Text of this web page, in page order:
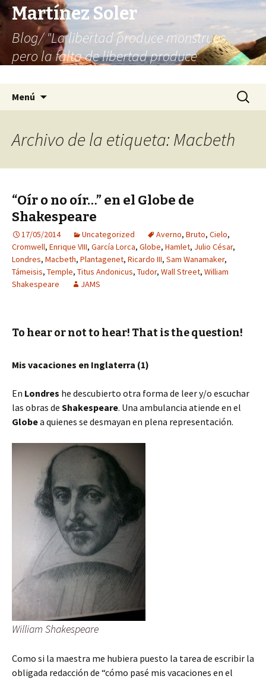
Martínez Soler
Blog/ "La libertad produce monstruos,
pero la falta de libertad produce
Menú Buscar:
Archivo de la etiqueta: Macbeth
“Oír o no oír…” en el Globe de
Shakespeare
17/05/2014 Uncategorized Averno, Bruto, Cielo,
Cromwell, Enrique VIII, García Lorca, Globe, Hamlet, Julio César,
Londres, Macbeth, Plantagenet, Ricardo III, Sam Wanamaker,
Támeisis, Temple, Titus Andonicus, Tudor, Wall Street, William
Shakespeare
JAMS
To hear or not to hear! That is the question!
Mis vacaciones en Inglaterra (1)
En Londres he descubierto otra forma de leer y/o escuchar
las obras de Shakespeare. Una ambulancia atiende en el
Globea quienes se desmayan en plena representación.
William Shakespeare
Como si la maestra me hubiera puesto la tarea de escribir la
obligada redacción de “cómo pasé mis vacaciones en el